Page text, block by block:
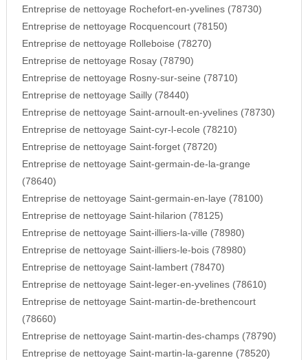
Entreprise de nettoyage Rochefort-en-yvelines (78730)
Entreprise de nettoyage Rocquencourt (78150)
Entreprise de nettoyage Rolleboise (78270)
Entreprise de nettoyage Rosay (78790)
Entreprise de nettoyage Rosny-sur-seine (78710)
Entreprise de nettoyage Sailly (78440)
Entreprise de nettoyage Saint-arnoult-en-yvelines (78730)
Entreprise de nettoyage Saint-cyr-l-ecole (78210)
Entreprise de nettoyage Saint-forget (78720)
Entreprise de nettoyage Saint-germain-de-la-grange
(78640)
Entreprise de nettoyage Saint-germain-en-laye (78100)
Entreprise de nettoyage Saint-hilarion (78125)
Entreprise de nettoyage Saint-illiers-la-ville (78980)
Entreprise de nettoyage Saint-illiers-le-bois (78980)
Entreprise de nettoyage Saint-lambert (78470)
Entreprise de nettoyage Saint-leger-en-yvelines (78610)
Entreprise de nettoyage Saint-martin-de-brethencourt
(78660)
Entreprise de nettoyage Saint-martin-des-champs (78790)
Entreprise de nettoyage Saint-martin-la-garenne (78520)